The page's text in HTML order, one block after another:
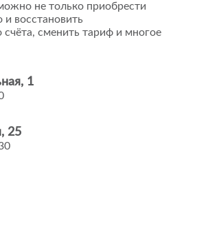
не только приобрести
и восстановить
сменить тариф и многое
1
25